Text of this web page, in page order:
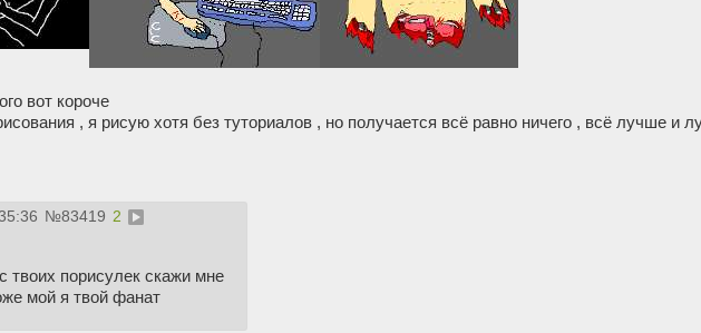
вот короче
, я рисую хотя без туториалов , но получается всё равно ничего , всё лучше и
№83419 2
твоих порисулек скажи мне
мой я твой фанат